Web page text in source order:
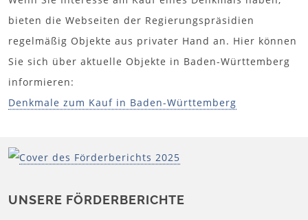
bieten die Webseiten der Regierungspräsidien
regelmäßig Objekte aus privater Hand an. Hier können
Sie sich über aktuelle Objekte in Baden-Württemberg
informieren:
Denkmale zum Kauf in Baden-Württemberg
UNSERE FÖRDERBERICHTE